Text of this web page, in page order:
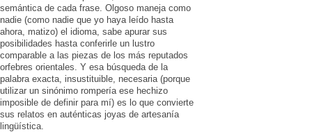
semántica de cada frase. Olgoso maneja como
nadie (como nadie que yo haya leído hasta
ahora, matizo) el idioma, sabe apurar sus
posibilidades hasta conferirle un lustro
comparable a las piezas de los más reputados
orfebres orientales. Y esa búsqueda de la
palabra exacta, insustituible, necesaria (porque
utilizar un sinónimo rompería ese hechizo
imposible de definir para mí) es lo que convierte
sus relatos en auténticas joyas de artesanía
lingüística.